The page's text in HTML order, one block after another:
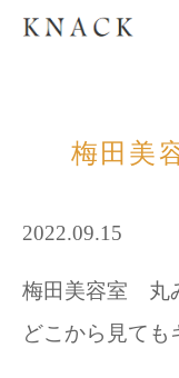
梅田美
2022.09.15
梅田美容室 丸
どこから見ても